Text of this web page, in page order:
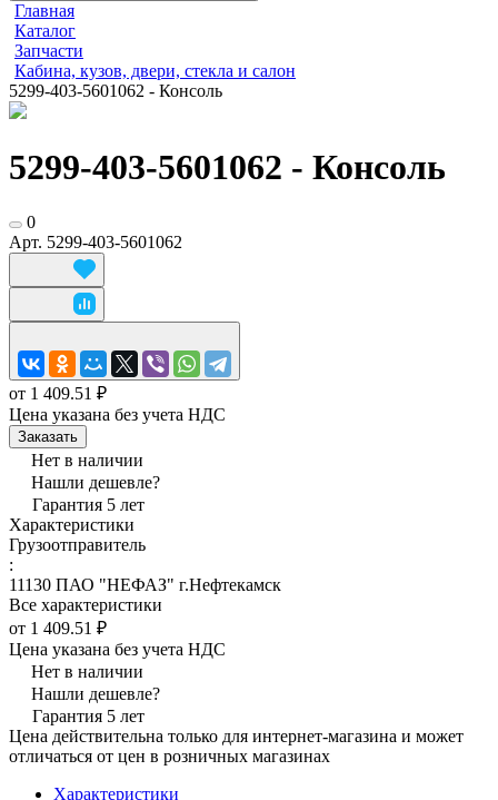
Главная
Каталог
Запчасти
Кабина, кузов, двери, стекла и салон
5299-403-5601062 - Консоль
5299-403-5601062 - Консоль
0
Арт. 5299-403-5601062
от 1 409.51 ₽
Цена указана без учета НДС
Заказать
Нет в наличии
Нашли дешевле?
Гарантия 5 лет
Характеристики
Грузоотправитель
:
11130 ПАО "НЕФАЗ" г.Нефтекамск
Все характеристики
от 1 409.51 ₽
Цена указана без учета НДС
Нет в наличии
Нашли дешевле?
Гарантия 5 лет
Цена действительна только для интернет-магазина и может
отличаться от цен в розничных магазинах
Характеристики